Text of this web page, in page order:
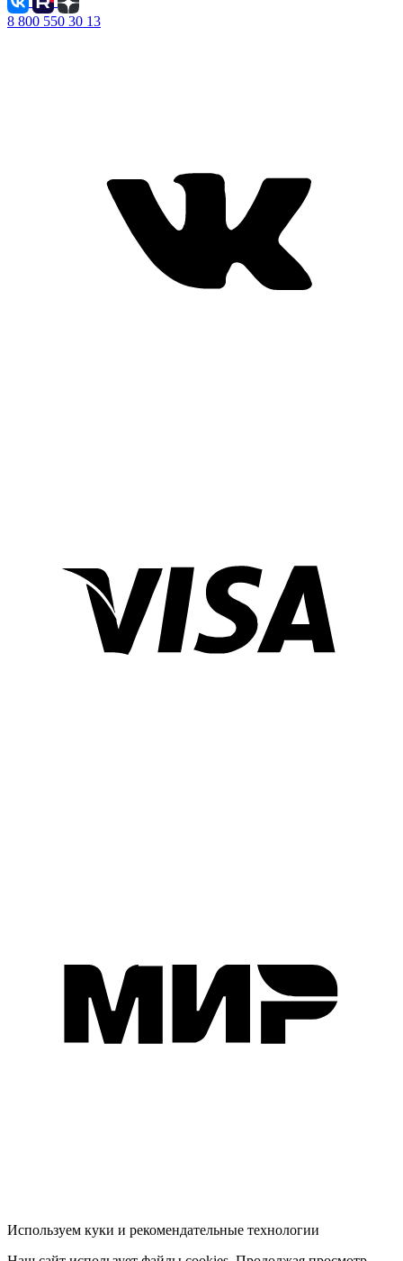
8 800 550 30 13
Используем куки и рекомендательные технологии